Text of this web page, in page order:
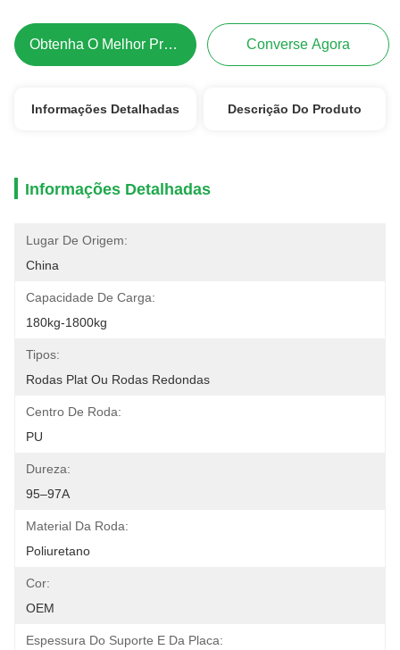
Obtenha O Melhor Preço Converse Agora
Informações Detalhadas Descrição Do Produto
Informações Detalhadas
Lugar De Origem:
China
Capacidade De Carga:
180kg-1800kg
Tipos:
Rodas Plat Ou Rodas Redondas
Centro De Roda:
PU
Dureza:
95–97A
Material Da Roda:
Poliuretano
Cor:
OEM
Espessura Do Suporte E Da Placa: